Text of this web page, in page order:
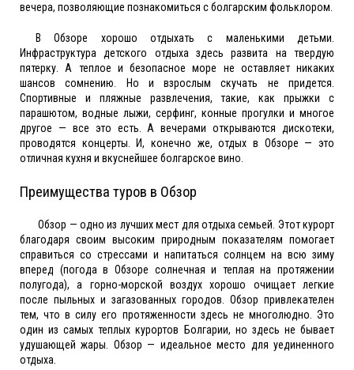
вечера, позволяющие познакомиться с болгарским фольклором.
В Обзоре хорошо отдыхать с маленькими детьми.
Инфраструктура детского отдыха здесь развита на твердую
пятерку. А теплое и безопасное море не оставляет никаких
шансов сомнению. Но и взрослым скучать не придется.
Спортивные и пляжные развлечения, такие, как прыжки с
парашютом, водные лыжи, серфинг, конные прогулки и многое
другое — все это есть. А вечерами открываются дискотеки,
проводятся концерты. И, конечно же, отдых в Обзоре — это
отличная кухня и вкуснейшее болгарское вино.
Преимущества туров в Обзор
Обзор — одно из лучших мест для отдыха семьей. Этот курорт
благодаря своим высоким природным показателям помогает
справиться со стрессами и напитаться солнцем на всю зиму
вперед (погода в Обзоре солнечная и теплая на протяжении
полугода), а горно-морской воздух хорошо очищает легкие
после пыльных и загазованных городов. Обзор привлекателен
тем, что в силу его протяженности здесь не многолюдно. Это
один из самых теплых курортов Болгарии, но здесь не бывает
удушающей жары. Обзор — идеальное место для уединенного
отдыха.